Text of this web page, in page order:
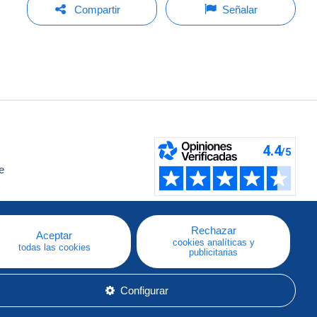
Compartir Señalar
Aceptar
todas las cookies
Rechazar
cookies analíticas y
publicitarias
Configurar